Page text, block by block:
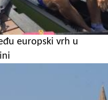
europski vrh u